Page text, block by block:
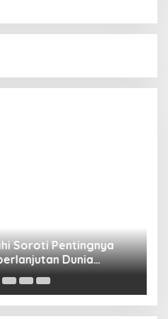
Soroti Pentingnya
Dunia